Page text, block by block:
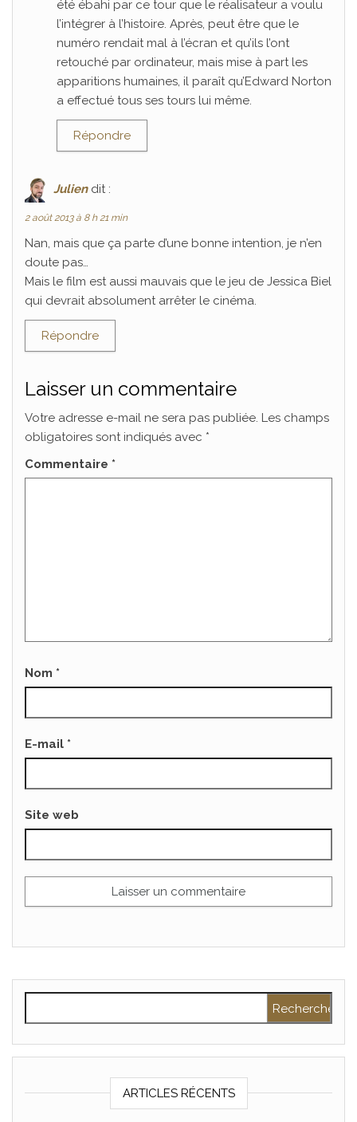
été ébahi par ce tour que le réalisateur a voulu
l’intégrer à l’histoire. Après, peut être que le
numéro rendait mal à l’écran et qu’ils l’ont
retouché par ordinateur, mais mise à part les
apparitions humaines, il paraît qu’Edward Norton
a effectué tous ses tours lui même.
Répondre
Julien dit :
2 août 2013 à 8 h 21 min
Nan, mais que ça parte d’une bonne intention, je n’en
doute pas…
Mais le film est aussi mauvais que le jeu de Jessica Biel
qui devrait absolument arrêter le cinéma.
Répondre
Laisser un commentaire
Votre adresse e-mail ne sera pas publiée. Les champs
obligatoires sont indiqués avec *
Commentaire *
Nom *
E-mail *
Site web
ARTICLES RÉCENTS